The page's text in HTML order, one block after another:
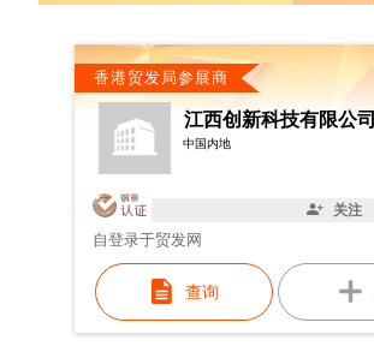
香港贸发局参展商
江西创新科技有限公司
中国内地
关注
自登录于贸发网
查询